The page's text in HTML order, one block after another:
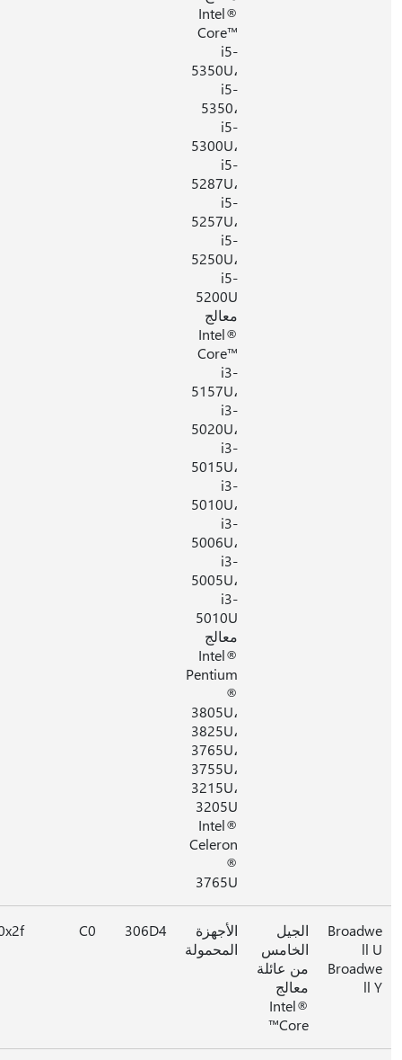
Intel®
Core™
5350U،
5350،
5300U،
5287U،
5257U،
5250U،
5200U
معالج
Intel®
Core™
5157U،
5020U،
5015U،
5010U،
5006U،
5005U،
5010U
معالج
Intel®
Pentium
3805U،
3825U،
3765U،
3755U،
3215U،
3205U
Intel®
Celeron
3765U
الجيل
الخامس
من عائلة
معالج
Intel®
الأجهزة
المحمولة
306D4